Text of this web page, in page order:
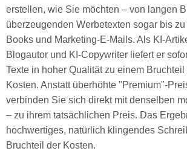
erstellen, wie Sie möchten – von langen
überzeugenden Werbetexten sogar bis
Books und Marketing-E-Mails. Als KI-
Blogautor und KI-Copywriter liefert er
Texte in hoher Qualität zu einem
Kosten. Anstatt überhöhte "Premium"-
verbinden Sie sich direkt mit denselben
– zu ihrem tatsächlichen Preis. Das
hochwertiges, natürlich klingendes
Bruchteil der Kosten.